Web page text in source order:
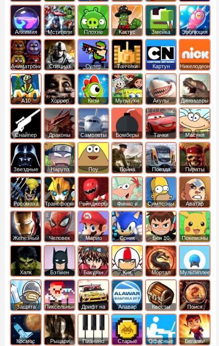
ест
машину
оружие
рыбку
машин
Алхимия Мстители
Плохие
свинки
Кактус
маккой
Змейка Эволюция
Аниматроники Спецназ
Супер
бойцы
Танчики
Картун
нетворк
Никелодеон
А10 Хоррор Кизи Мультики Акулы Динозавры
Снайпер Драконы Самолеты Бомберы Тачки Масяня
Звездные
войны
Наруто Поу Война Поезда
Пираты
Карибского
Моря
Росомаха ТрансформерыРейнджеры
Самураи
Финис и
Ферб
Симпсоны
Аватар
легенда об
Аанге
Железный
человек
Человек
Паук
Марио Соник Бен 10 Покемоны
Халк Бэтмен Бакуган
Кик
Бутовский
Мортал
комбат
Мультиплеер
Защита
королевства
Пиксельные
Дрифт на
машинах
Алавар Квесты
Поиск
предметов
Космос Рыцари Пианино Старые Офисные Бегалки